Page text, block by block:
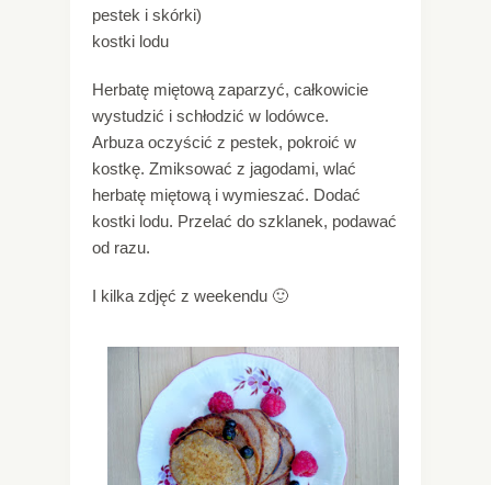
pestek i skórki)
kostki lodu
Herbatę miętową zaparzyć, całkowicie
wystudzić i schłodzić w lodówce.
Arbuza oczyścić z pestek, pokroić w
kostkę. Zmiksować z jagodami, wlać
herbatę miętową i wymieszać. Dodać
kostki lodu. Przelać do szklanek, podawać
od razu.
I kilka zdjęć z weekendu 🙂